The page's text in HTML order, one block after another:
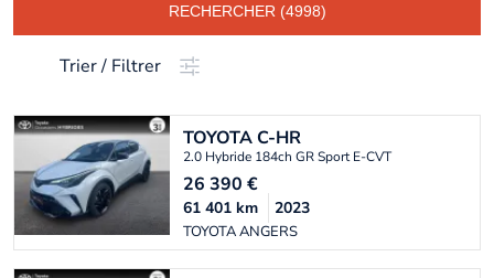
RECHERCHER (4998)
Trier / Filtrer
TOYOTAC-HR
2.0 Hybride 184ch GR Sport E-CVT
26 390 €
TOYOTA ANGERS
61 401 km 2023